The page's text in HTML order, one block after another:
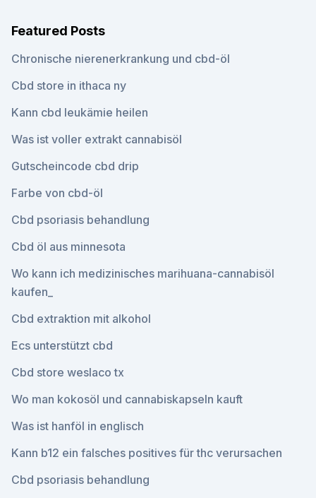
Featured Posts
Chronische nierenerkrankung und cbd-öl
Cbd store in ithaca ny
Kann cbd leukämie heilen
Was ist voller extrakt cannabisöl
Gutscheincode cbd drip
Farbe von cbd-öl
Cbd psoriasis behandlung
Cbd öl aus minnesota
Wo kann ich medizinisches marihuana-cannabisöl
kaufen_
Cbd extraktion mit alkohol
Ecs unterstützt cbd
Cbd store weslaco tx
Wo man kokosöl und cannabiskapseln kauft
Was ist hanföl in englisch
Kann b12 ein falsches positives für thc verursachen
Cbd psoriasis behandlung